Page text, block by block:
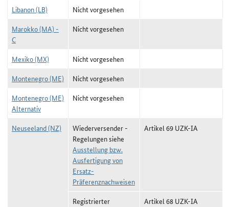
Libanon (LB)
Nicht vorgesehen
Marokko (MA) -
C
Nicht vorgesehen
Mexiko (MX)
Nicht vorgesehen
Montenegro (ME)
Nicht vorgesehen
Montenegro (ME)
Alternativ
Nicht vorgesehen
Neuseeland (NZ)
Wiederversender -
Regelungen siehe
Ausstellung bzw.
Ausfertigung von
Ersatz-
Präferenznachweisen
Artikel 69 UZK-IA
Registrierter
Artikel 68 UZK-IA